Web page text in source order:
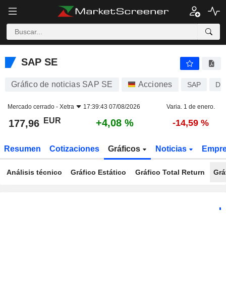
SAP SE
SAP SE
Gráfico de noticias SAP SE Acciones SAP
Mercado cerrado - Xetra 17:39:43 07/08/2026 Varia. 1 de enero.
177,96 EUR +4,08 % -14,59 %
Resumen Cotizaciones Gráficos Noticias
Análisis técnico Gráfico Estático Gráfico Total Return